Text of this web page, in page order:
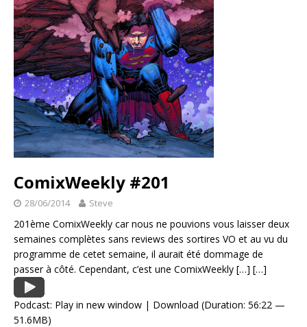
ComixWeekly #201
28/06/2014 Steve
201ème ComixWeekly car nous ne pouvions vous laisser deux
semaines complètes sans reviews des sortires VO et au vu du
programme de cetet semaine, il aurait été dommage de
passer à côté. Cependant, c’est une ComixWeekly […] […]
Podcast: Play in new window | Download (Duration: 56:22 —
51.6MB)